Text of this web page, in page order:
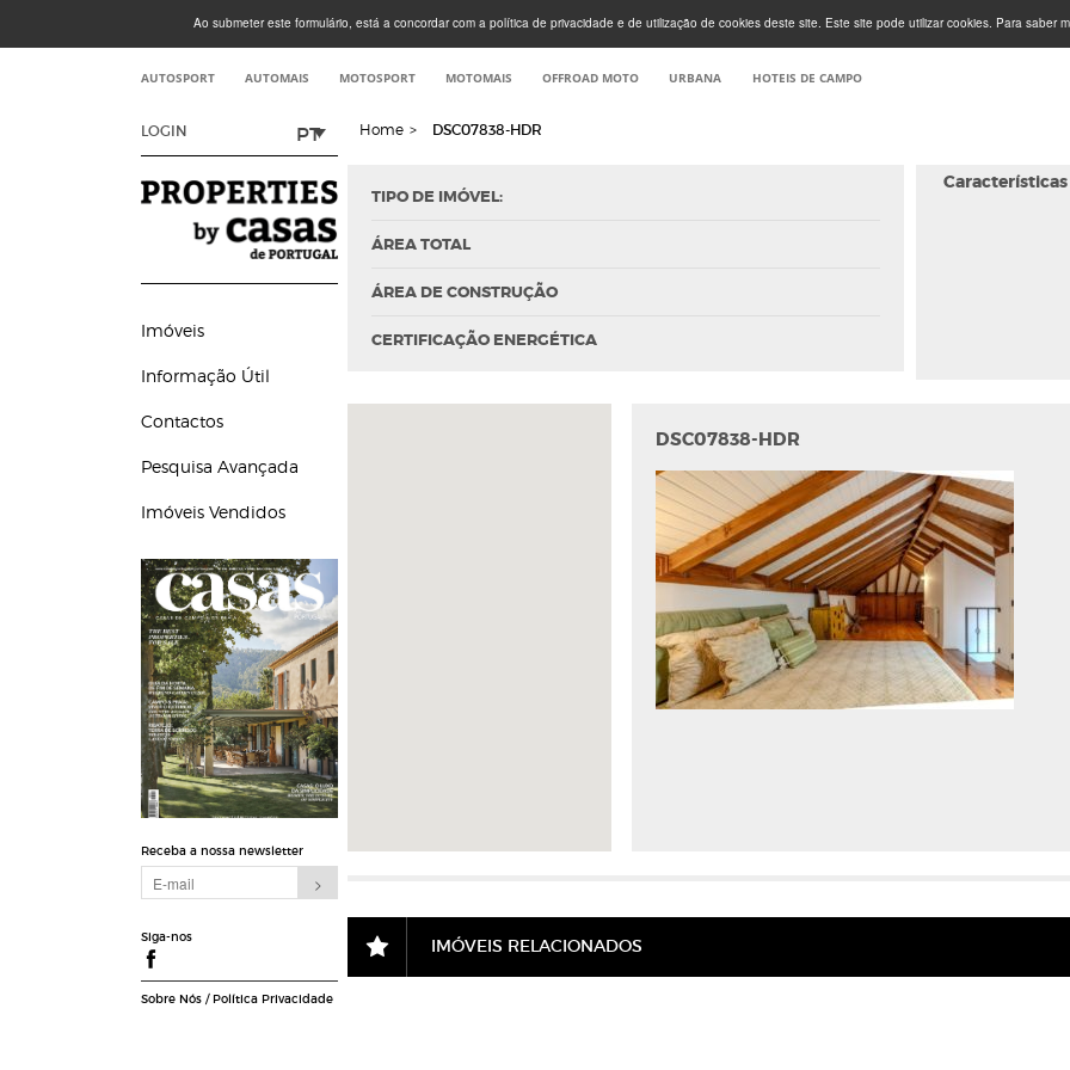
Ao submeter este formulário, está a concordar com a política de privacidade e de utilização de cookies deste site. Este site pode utilizar cookies. Para saber
AUTOSPORT AUTOMAIS MOTOSPORT MOTOMAIS OFFROAD MOTO URBANA HOTEIS DE CAMPO
LOGIN PT
Imóveis
Informação Útil
Contactos
Pesquisa Avançada
Imóveis Vendidos
Receba a nossa newsletter
Siga-nos
Sobre Nós/ Política Privacidade
Home > DSC07838-HDR
TIPO DE IMÓVEL:
ÁREA TOTAL
ÁREA DE CONSTRUÇÃO
CERTIFICAÇÃO ENERGÉTICA
Características
DSC07838-HDR
IMÓVEIS RELACIONADOS